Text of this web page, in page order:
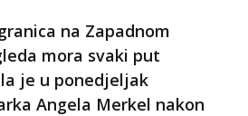
na Zapadnom
mora svaki put
je u ponedjeljak
Angela Merkel nakon